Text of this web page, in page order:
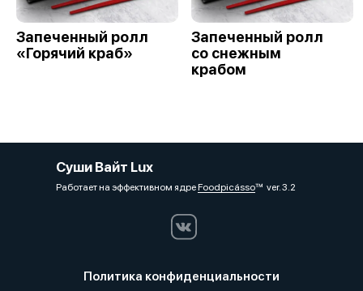
Запеченный ролл
«Горячий краб»
Запеченный ролл
со снежным
крабом
Суши Вайт Lux
Работает на эффективном ядреFoodpicássover. 3.2
Политика конфиденциальности